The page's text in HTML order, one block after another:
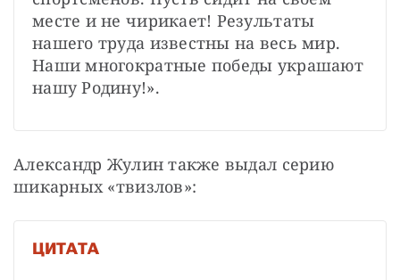
месте и не чирикает! Результаты
нашего труда известны на весь мир.
Наши многократные победы украшают
нашу Родину!».
Александр Жулин также выдал серию
шикарных «твизлов»:
ЦИТАТА